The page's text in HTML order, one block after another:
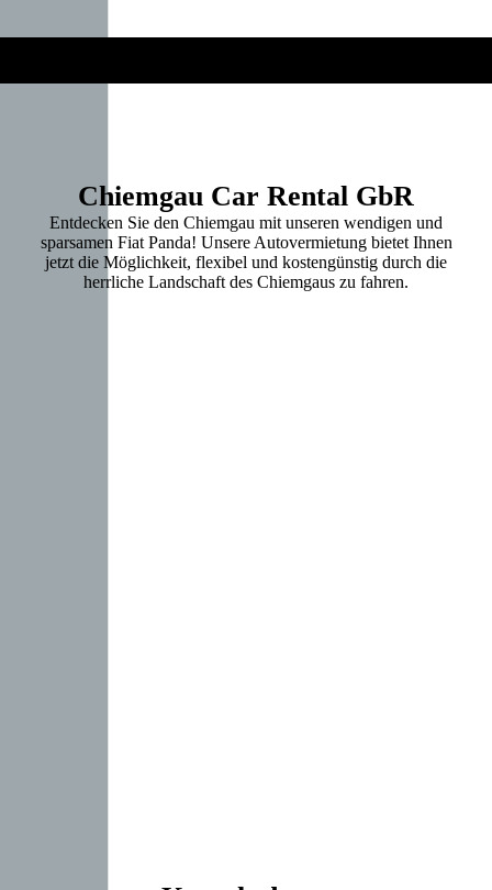
Chiemgau Car Rental GbR
Entdecken Sie den Chiemgau mit unseren wendigen und
sparsamen Fiat Panda! Unsere Autovermietung bietet Ihnen
jetzt die Möglichkeit, flexibel und kostengünstig durch die
herrliche Landschaft des Chiemgaus zu fahren.